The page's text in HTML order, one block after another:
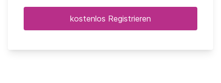
kostenlos Registrieren